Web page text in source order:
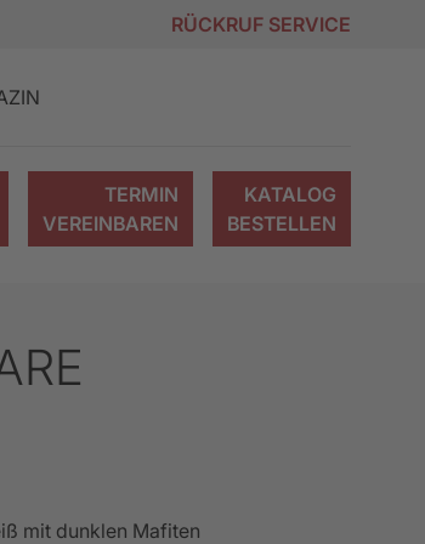
RÜCKRUF SERVICE
TERMIN
VEREINBAREN
KATALOG
BESTELLEN
mit dunklen Mafiten